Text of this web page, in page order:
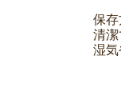
保
清潔
湿